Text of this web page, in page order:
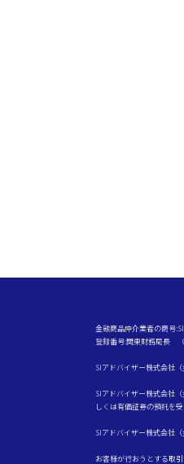
金融商品仲介業者の商号
登録番号:関東財務局長
SIアドバイザー株式会社
SIアドバイザー株式会社
しくは有価証券の預託を
SIアドバイザー株式会社
お客様が行おうとする取